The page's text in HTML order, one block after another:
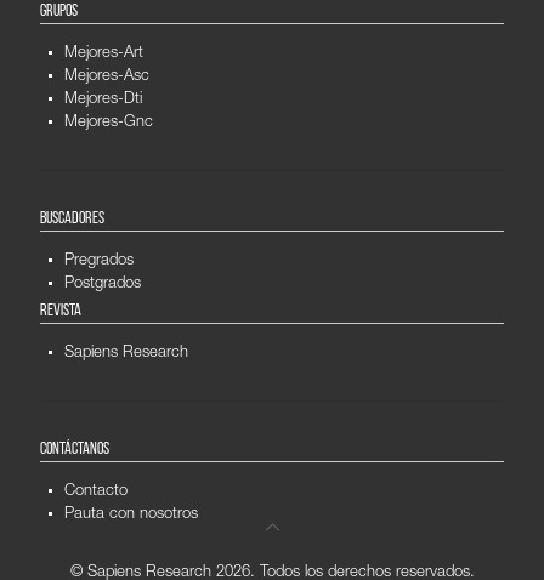
GRUPOS
Mejores-Art
Mejores-Asc
Mejores-Dti
Mejores-Gnc
BUSCADORES
Pregrados
Postgrados
REVISTA
Sapiens Research
CONTÁCTANOS
Contacto
Pauta con nosotros
© Sapiens Research 2026. Todos los derechos reservados.